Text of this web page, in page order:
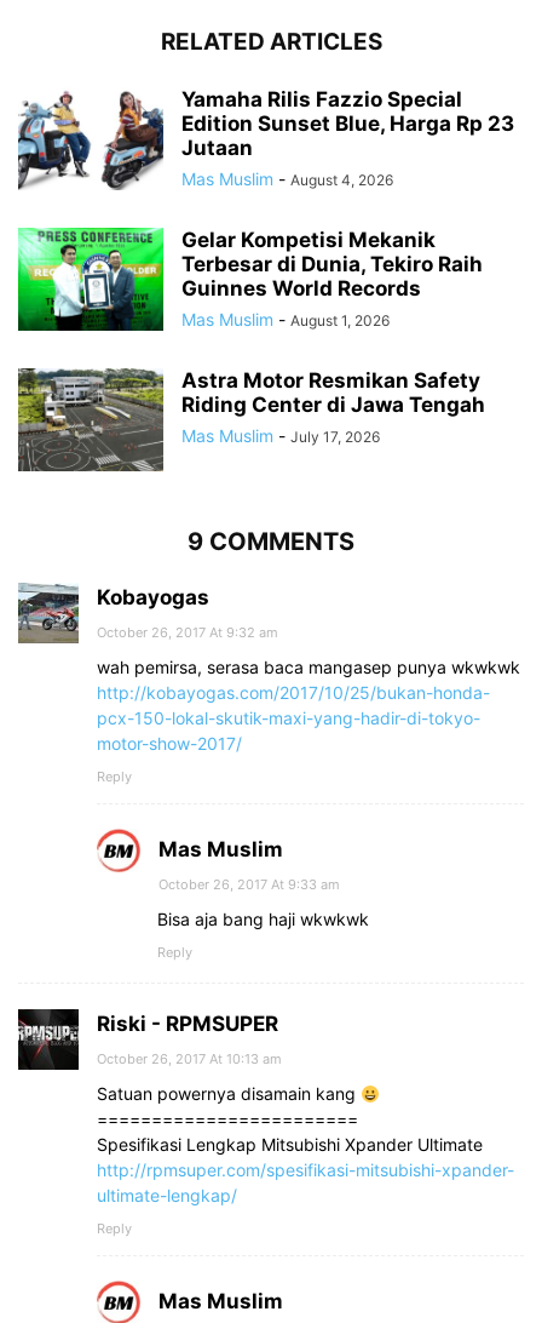
RELATED ARTICLES
Yamaha Rilis Fazzio Special
Edition Sunset Blue, Harga Rp 23
Jutaan
Mas Muslim - August 4, 2026
Gelar Kompetisi Mekanik
Terbesar di Dunia, Tekiro Raih
Guinnes World Records
Mas Muslim - August 1, 2026
Astra Motor Resmikan Safety
Riding Center di Jawa Tengah
Mas Muslim - July 17, 2026
9 COMMENTS
Kobayogas
October 26, 2017 At 9:32 am
wah pemirsa, serasa baca mangasep punya wkwkwk
http://kobayogas.com/2017/10/25/bukan-honda-
pcx-150-lokal-skutik-maxi-yang-hadir-di-tokyo-
motor-show-2017/
Reply
Mas Muslim
October 26, 2017 At 9:33 am
Bisa aja bang haji wkwkwk
Reply
Riski - RPMSUPER
October 26, 2017 At 10:13 am
Satuan powernya disamain kang
========================
Spesifikasi Lengkap Mitsubishi Xpander Ultimate
http://rpmsuper.com/spesifikasi-mitsubishi-xpander-
ultimate-lengkap/
Reply
Mas Muslim